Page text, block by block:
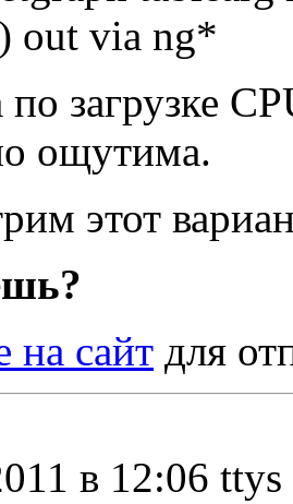
out via ng*
по загрузке
ощутима.
этот
на сайт для
в 12:06